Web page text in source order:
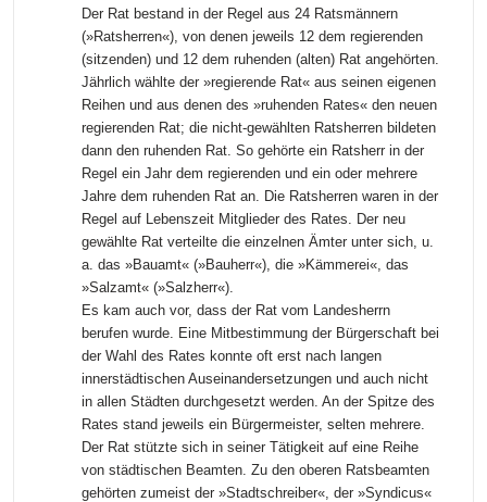
Der Rat bestand in der Regel aus 24 Ratsmännern
(»Ratsherren«), von denen jeweils 12 dem regierenden
(sitzenden) und 12 dem ruhenden (alten) Rat angehörten.
Jährlich wählte der »regierende Rat« aus seinen eigenen
Reihen und aus denen des »ruhenden Rates« den neuen
regierenden Rat; die nicht-gewählten Ratsherren bildeten
dann den ruhenden Rat. So gehörte ein Ratsherr in der
Regel ein Jahr dem regierenden und ein oder mehrere
Jahre dem ruhenden Rat an. Die Ratsherren waren in der
Regel auf Lebenszeit Mitglieder des Rates. Der neu
gewählte Rat verteilte die einzelnen Ämter unter sich, u.
a. das »Bauamt« (»Bauherr«), die »Kämmerei«, das
»Salzamt« (»Salzherr«).
Es kam auch vor, dass der Rat vom Landesherrn
berufen wurde. Eine Mitbestimmung der Bürgerschaft bei
der Wahl des Rates konnte oft erst nach langen
innerstädtischen Auseinandersetzungen und auch nicht
in allen Städten durchgesetzt werden. An der Spitze des
Rates stand jeweils ein Bürgermeister, selten mehrere.
Der Rat stützte sich in seiner Tätigkeit auf eine Reihe
von städtischen Beamten. Zu den oberen Ratsbeamten
gehörten zumeist der »Stadtschreiber«, der »Syndicus«